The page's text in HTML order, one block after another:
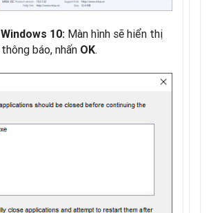
10: Màn hình sẽ hiển thị
báo, nhấn OK.